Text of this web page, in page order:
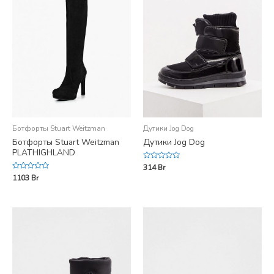
Ботфорты Stuart Weitzman
Ботфорты Stuart Weitzman
PLATHIGHLAND
Rated
01103 Br
Дутики Jog Dog
Дутики Jog Dog
Rated
0
314Br